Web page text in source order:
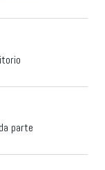
parte